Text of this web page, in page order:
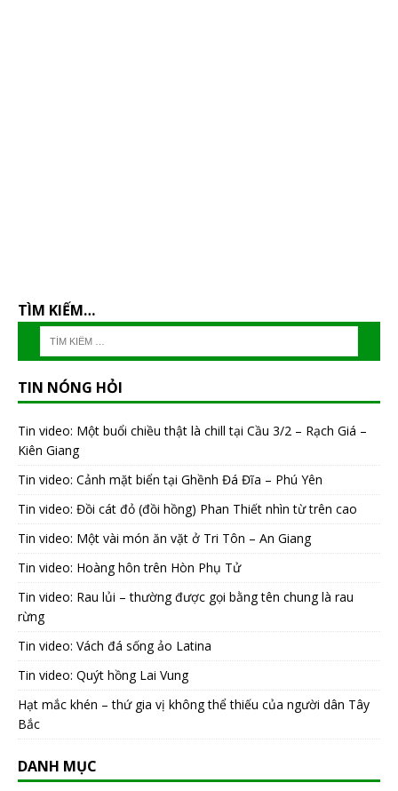
TÌM KIẾM…
TIN NÓNG HỎI
Tin video: Một buổi chiều thật là chill tại Cầu 3/2 – Rạch Giá –
Kiên Giang
Tin video: Cảnh mặt biển tại Ghềnh Đá Đĩa – Phú Yên
Tin video: Đồi cát đỏ (đồi hồng) Phan Thiết nhìn từ trên cao
Tin video: Một vài món ăn vặt ở Tri Tôn – An Giang
Tin video: Hoàng hôn trên Hòn Phụ Tử
Tin video: Rau lủi – thường được gọi bằng tên chung là rau
rừng
Tin video: Vách đá sống ảo Latina
Tin video: Quýt hồng Lai Vung
Hạt mắc khén – thứ gia vị không thể thiếu của người dân Tây
Bắc
DANH MỤC